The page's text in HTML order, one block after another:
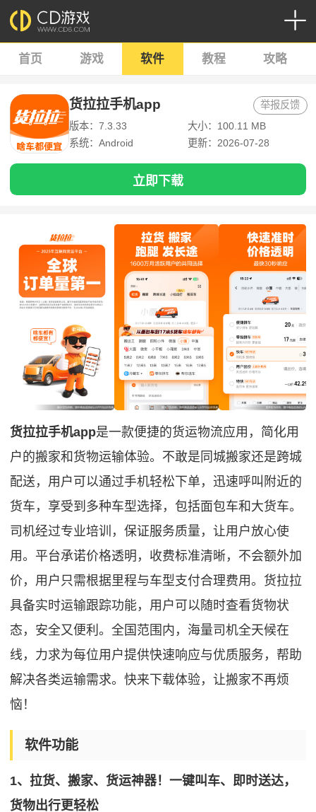
首页 游戏 软件 教程 攻略
货拉拉手机app
版本：7.3.33
大小：100.11 MB
系统：Android
更新：2026-07-28
举报反馈
立即下载
货拉拉手机app是一款便捷的货运物流应用，简化用
户的搬家和货物运输体验。不敢是同城搬家还是跨城
配送，用户可以通过手机轻松下单，迅速呼叫附近的
货车，享受到多种车型选择，包括面包车和大货车。
司机经过专业培训，保证服务质量，让用户放心使
用。平台承诺价格透明，收费标准清晰，不会额外加
价，用户只需根据里程与车型支付合理费用。货拉拉
具备实时运输跟踪功能，用户可以随时查看货物状
态，安全又便利。全国范围内，海量司机全天候在
线，力求为每位用户提供快速响应与优质服务，帮助
解决各类运输需求。快来下载体验，让搬家不再烦
恼！
软件功能
1、拉货、搬家、货运神器！一键叫车、即时送达，
货物出行更轻松